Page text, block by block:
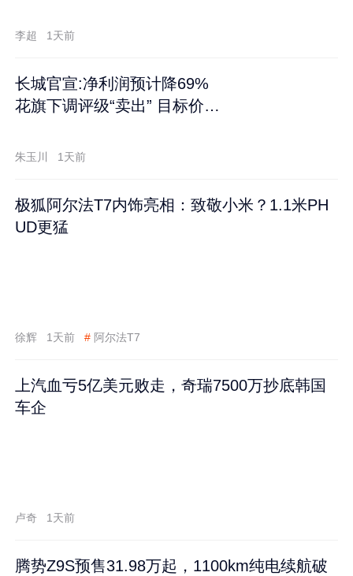
李超 1天前
长城官宣:净利润预计降69%
花旗下调评级“卖出” 目标价再
朱玉川 1天前
极狐阿尔法T7内饰亮相：致敬小米？1.1米PH
UD更猛
徐辉 1天前 # 阿尔法T7
上汽血亏5亿美元败走，奇瑞7500万抄底韩国
车企
卢奇 1天前
腾势Z9S预售31.98万起，1100km纯电续航破